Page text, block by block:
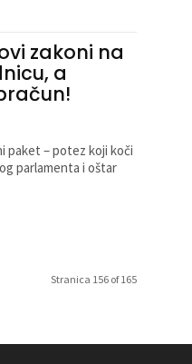
zakoni na
a
paket – potez koji koči
parlamenta i oštar
Stranica 156 of 165